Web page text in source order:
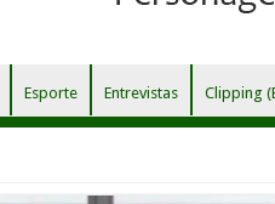
Esporte Entrevistas Clipping